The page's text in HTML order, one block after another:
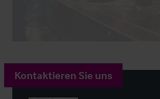
Kontaktieren Sie uns